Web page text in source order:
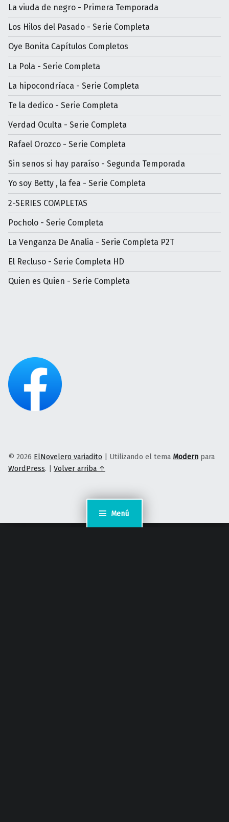
Menú
La viuda de negro - Primera Temporada
Los Hilos del Pasado - Serie Completa
Oye Bonita Capítulos Completos
La Pola - Serie Completa
La hipocondríaca - Serie Completa
Te la dedico - Serie Completa
Verdad Oculta - Serie Completa
Rafael Orozco - Serie Completa
Sin senos si hay paraíso - Segunda Temporada
Yo soy Betty , la fea - Serie Completa
2-SERIES COMPLETAS
Pocholo - Serie Completa
La Venganza De Analia - Serie Completa P2T
El Recluso - Serie Completa HD
Quien es Quien - Serie Completa
© 2026 ElNovelero variadito | Utilizando el tema Modern para
WordPress. | Volver arriba ↑